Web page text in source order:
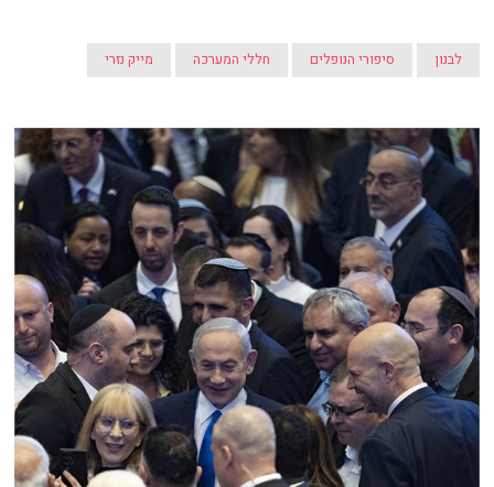
לבנון סיפורי הנופלים חללי המערכה מייק נזרי